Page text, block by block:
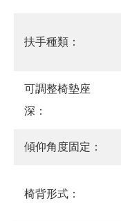
扶手種類：
可調整椅墊座
深：
傾仰角度固定：
椅背形式：